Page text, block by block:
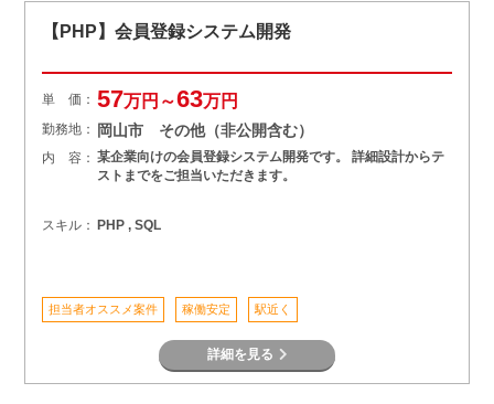
【PHP】会員登録システム開発
単 価： 57万円～63万円
勤務地： 岡山市 その他（非公開含む）
内 容： 某企業向けの会員登録システム開発です。 詳細設計からテ
ストまでをご担当いただきます。
スキル： PHP , SQL
担当者オススメ案件 稼働安定 駅近く
詳細を見る